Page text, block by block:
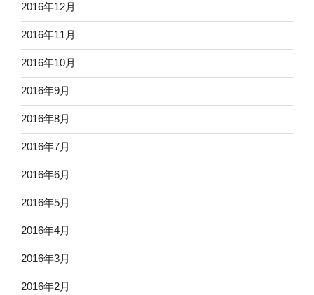
2016年12月
2016年11月
2016年10月
2016年9月
2016年8月
2016年7月
2016年6月
2016年5月
2016年4月
2016年3月
2016年2月